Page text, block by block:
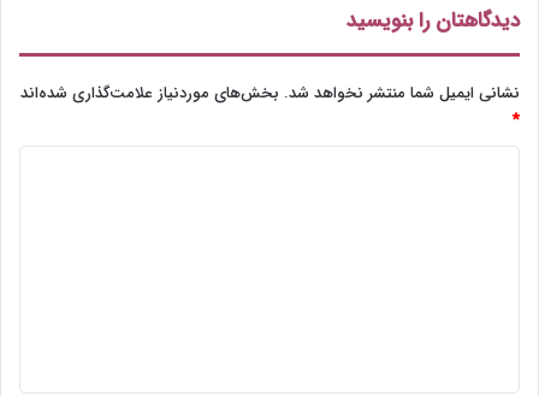
دیدگاهتان را بنویسید
نشانی ایمیل شما منتشر نخواهد شد. بخش‌های موردنیاز علامت‌گذاری شده‌اند
*